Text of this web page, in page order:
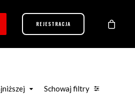
REJESTRACJA
Schowaj filtry